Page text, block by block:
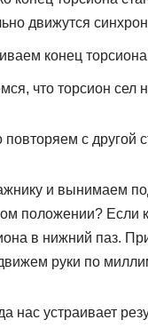
движутся
конец
что торсион сел
повторяем с другой
и вынимаем
положении? Если
в нижний паз.
руки по
нас устраивает